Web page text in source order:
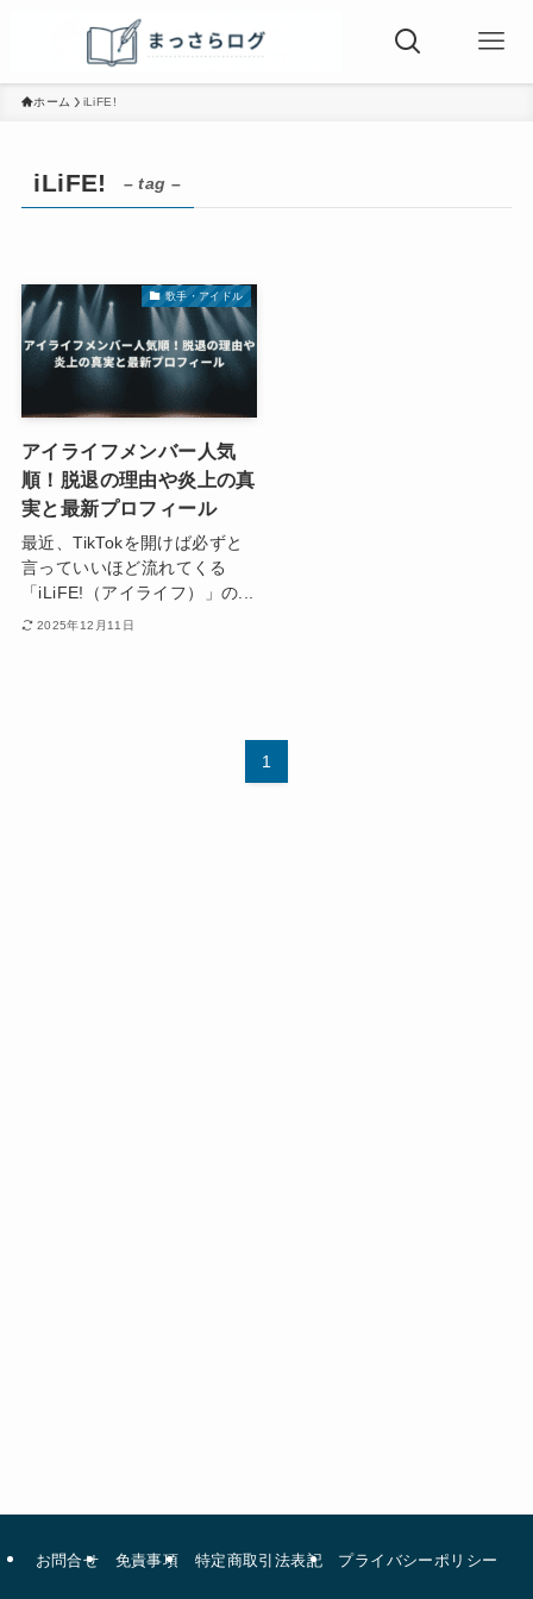
ホーム iLiFE!
iLiFE! – tag –
歌手・アイドル
アイライフメンバー人気
順！脱退の理由や炎上の真
実と最新プロフィール
最近、TikTokを開けば必ずと
言っていいほど流れてくる
「iLiFE!（アイライフ）」の...
2025年12月11日
1
お問合せ 免責事項 特定商取引法表記 プライバシーポリシー